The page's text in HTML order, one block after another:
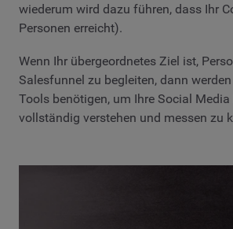
wiederum wird dazu führen, dass Ihr
Personen erreicht).
Wenn Ihr übergeordnetes Ziel ist,
Salesfunnel zu begleiten, dann
Tools benötigen, um Ihre Social Media
vollständig verstehen und messen zu